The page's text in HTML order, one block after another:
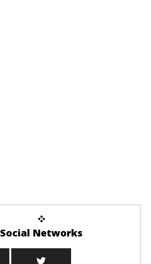
Social Networks